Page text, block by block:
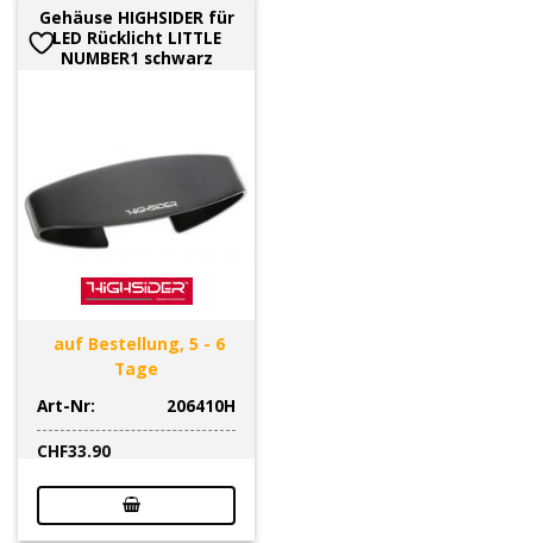
Gehäuse HIGHSIDER für
LED Rücklicht LITTLE
NUMBER1 schwarz
auf Bestellung, 5 - 6
Tage
Art-Nr:
206410H
CHF33.90